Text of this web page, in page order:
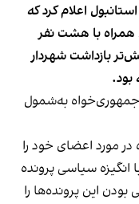
اعلام کرد که
همراه با هشت نفر
بازداشت شهردار
بود.
جمهوری‌خواه به‌شمول
مورد اعضای خود را
انگیزه سیاسی پرونده
این پرونده‌ها را